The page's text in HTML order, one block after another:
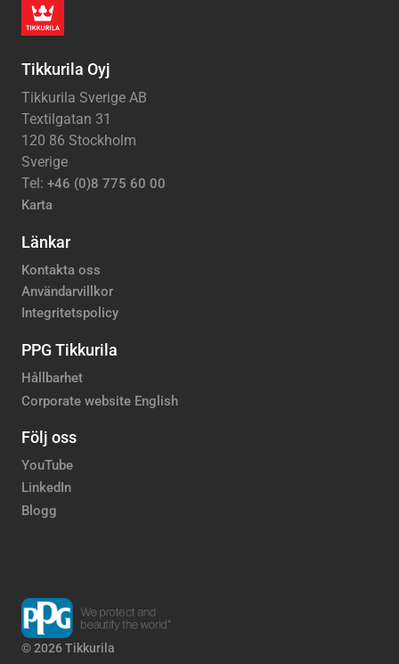
Tikkurila Oyj
Tikkurila Sverige AB
Textilgatan 31
120 86 Stockholm
Sverige
Tel: +46 (0)8 775 60 00
Karta
Länkar
Kontakta oss
Användarvillkor
Integritetspolicy
PPG Tikkurila
Hållbarhet
Corporate website English
Följ oss
YouTube
LinkedIn
Blogg
© 2026 Tikkurila